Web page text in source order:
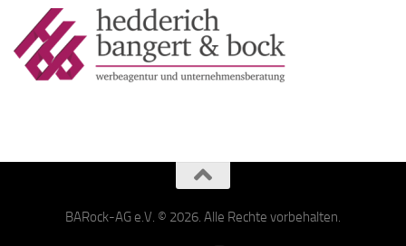
BARock-AG e.V. © 2026. Alle Rechte vorbehalten.